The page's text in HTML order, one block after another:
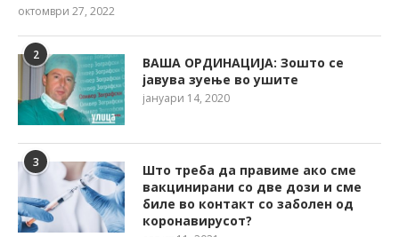
октомври 27, 2022
2
ВАША ОРДИНАЦИЈА: Зошто се
јавува зуење во ушите
јануари 14, 2020
3
Што треба да правиме ако сме
вакцинирани со две дози и сме
биле во контакт со заболен од
коронавирусот?